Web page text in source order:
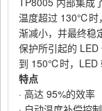
温度超过 130℃时
渐减小，并最终稳
保护所引起的 LED
到 150℃时，LED
特点
· 高达 95%的效率